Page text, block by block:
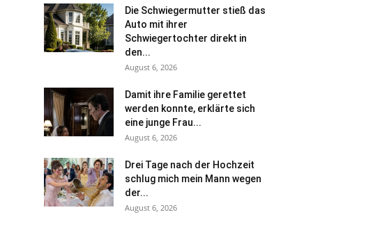
Die Schwiegermutter stieß das
Auto mit ihrer
Schwiegertochter direkt in
den...
August 6, 2026
Damit ihre Familie gerettet
werden konnte, erklärte sich
eine junge Frau...
August 6, 2026
Drei Tage nach der Hochzeit
schlug mich mein Mann wegen
der...
August 6, 2026